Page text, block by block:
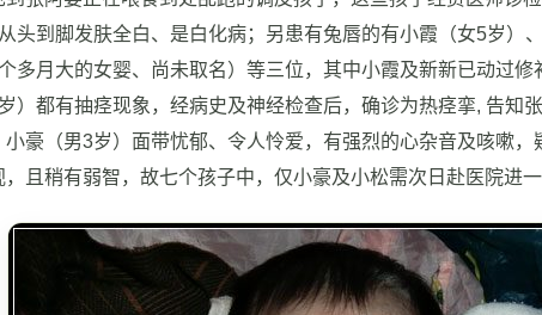
头到脚发肤全白、是白化病；另患有兔唇的有小霞（女5岁）
多月大的女婴、尚未取名）等三位，其中小霞及新新已动过
）都有抽痉现象，经病史及神经检查后，确诊为热痉挛, 告知
小豪（男3岁）面带忧郁、令人怜爱，有强烈的心杂音及咳嗽
且稍有弱智，故七个孩子中，仅小豪及小松需次日赴医院进一